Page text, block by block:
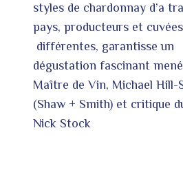
styles de chardonnay d’a
pays, producteurs et cuvées
différentes, garantisse un
dégustation fascinant
Maître de Vin, Michael Hill-
(Shaw + Smith) et critique
Nick Stock